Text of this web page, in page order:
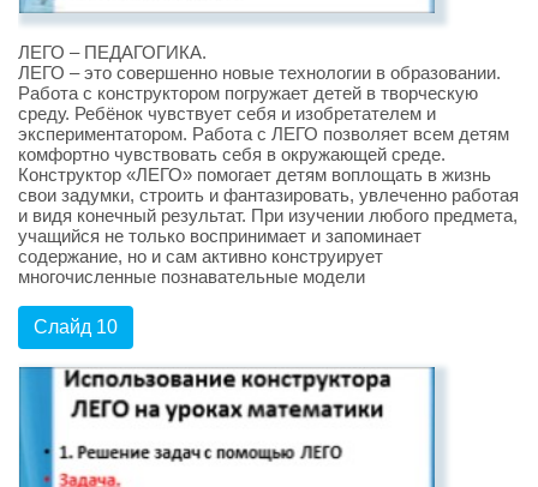
ЛЕГО – ПЕДАГОГИКА.
ЛЕГО – это совершенно новые технологии в образовании.
Работа с конструктором погружает детей в творческую
среду. Ребёнок чувствует себя и изобретателем и
экспериментатором. Работа с ЛЕГО позволяет всем детям
комфортно чувствовать себя в окружающей среде.
Конструктор «ЛЕГО» помогает детям воплощать в жизнь
свои задумки, строить и фантазировать, увлеченно работая
и видя конечный результат. При изучении любого предмета,
учащийся не только воспринимает и запоминает
содержание, но и сам активно конструирует
многочисленные познавательные модели
Слайд 10